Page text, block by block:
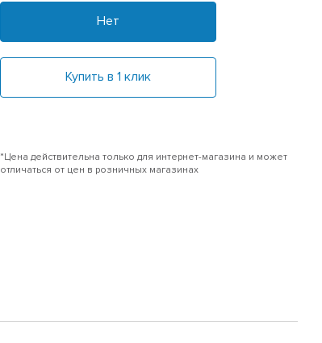
Нет
Купить в 1 клик
*Цена действительна только для интернет-магазина и может
отличаться от цен в розничных магазинах